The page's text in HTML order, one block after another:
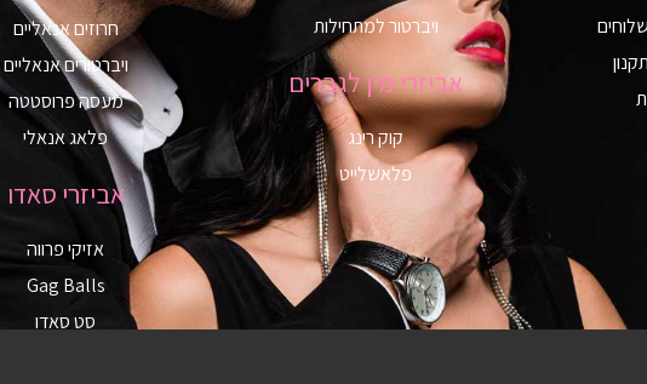
ויברטור למתחילות
אביזרי מין לגברים
קוק רינג
פלאשלייט
חרוזים אנאליים
ויברטורים אנאליים
מעסה פרוסטטה
פלאג אנאלי
אביזרי סאדו
אזיקי פרווה
Gag Balls
סט סאדו